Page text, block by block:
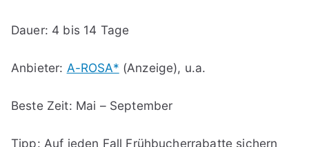
Dauer: 4 bis 14 Tage
Anbieter: A-ROSA* (Anzeige), u.a.
Beste Zeit: Mai – September
Tipp: Auf jeden Fall Frühbucherrabatte sichern